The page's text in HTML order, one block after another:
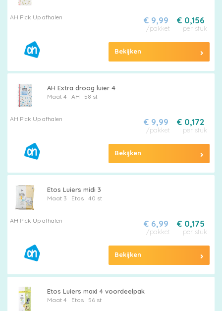
AH Pick Up afhalen € 0,156
per stuk
€ 9,99
/pakket
Bekijken
AH Extra droog luier 4
Maat 4 AH 58 st
AH Pick Up afhalen € 0,172
per stuk
€ 9,99
/pakket
Bekijken
Etos Luiers midi 3
Maat 3 Etos 40 st
AH Pick Up afhalen € 0,175
per stuk
€ 6,99
/pakket
Bekijken
Etos Luiers maxi 4 voordeelpak
Maat 4 Etos 56 st